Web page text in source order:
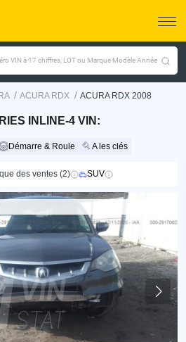
VIN à 17 chiffres, LOT ou Marque Modèle Année
/ ACURA RDX / ACURA RDX 2008
INLINE-4 VIN:
Démarre & Roule A les clés
des ventes (2) SUV